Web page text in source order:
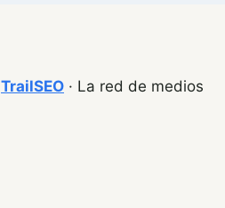
TrailSEO · La red de medios